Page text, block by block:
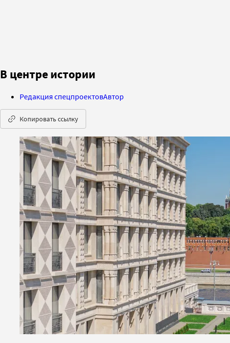
В центре истории
Редакция спецпроектовАвтор
Копировать ссылку